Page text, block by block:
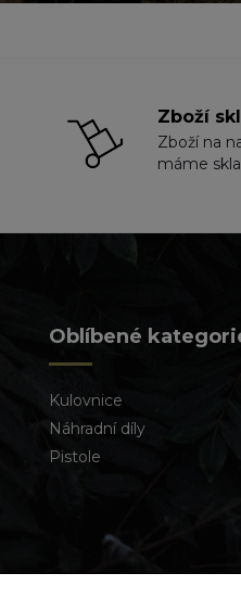
Zboží
Zboží na
máme
Oblíbené
Kulovnice
Náhradní díly
Pistole